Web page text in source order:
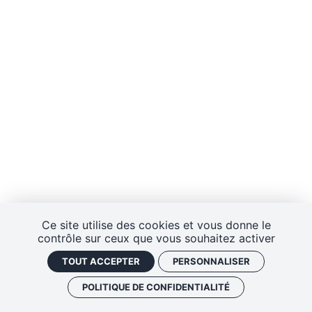
Ce site utilise des cookies et vous donne le
contrôle sur ceux que vous souhaitez activer
TOUT ACCEPTER PERSONNALISER
POLITIQUE DE CONFIDENTIALITÉ